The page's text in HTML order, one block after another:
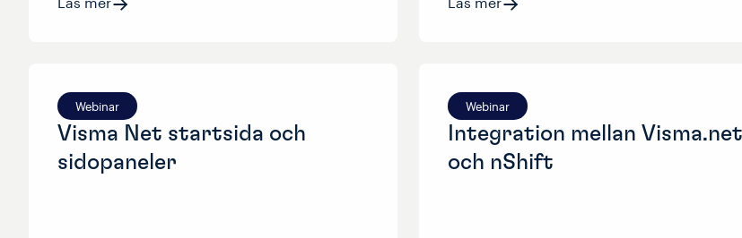
Webinar
Visma Net startsida och
sidopaneler
Webinar
Integration mellan Visma.net
och nShift